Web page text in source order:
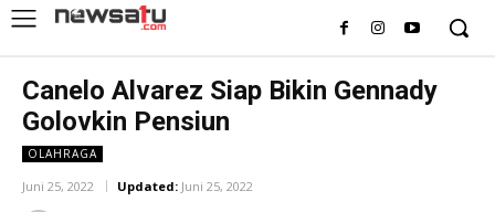
Canelo Alvarez Siap Bikin Gennady
Golovkin Pensiun
OLAHRAGA
Juni 25, 2022 Updated: Juni 25, 2022